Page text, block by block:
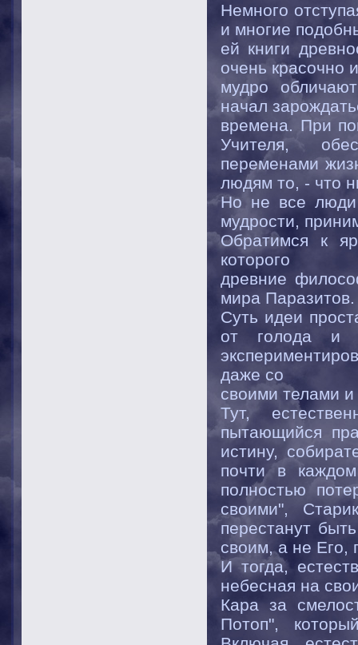
Немного
и многие
ей книги
очень красочно и
мудро
начал
времена. При
Учителя,
переменами
людям то, - что
Но не все люди
мудрости,
Обратимся к
которого
древние
мира Паразитов.
Суть идеи
от голода и
даже со
своими телами
Тут,
пытающийся
истину,
почти в
полностью
своими",
перестанут
своим, а не Его,
И тогда,
небесная на
Кара за
Потоп",